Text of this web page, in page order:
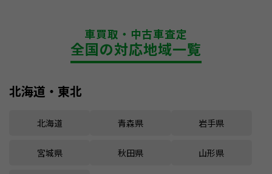
車買取・中古車査定
全国の対応地域一覧
北海道・東北
北海道 青森県 岩手県
宮城県 秋田県 山形県